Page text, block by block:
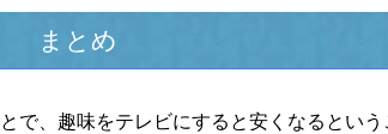
とめ
で、趣味をテレビにすると安くなるとい